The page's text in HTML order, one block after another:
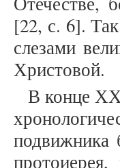
[22, с. 6].
слезами
Христовой.
В конце ХХ
подвижника